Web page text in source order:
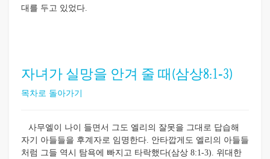
대를 두고 있었다.
자녀가 실망을 안겨 줄 때(삼상8:1-3)
목차로 돌아가기
사무엘이 나이 들면서 그도 엘리의 잘못을 그대로 답습해
자기 아들들을 후계자로 임명한다. 안타깝게도 엘리의 아들들
처럼 그들 역시 탐욕에 빠지고 타락했다(삼상 8:1-3). 위대한